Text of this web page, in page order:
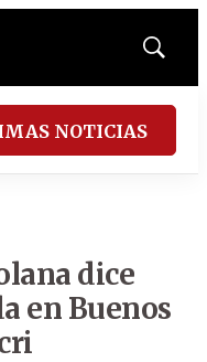
Mostrar
NOTICIAS
dice
en Buenos